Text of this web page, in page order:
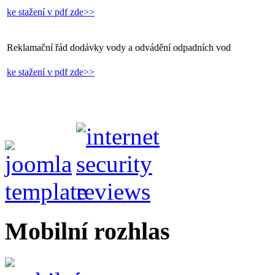
ke stažení v pdf zde>>
Reklamační řád dodávky vody a odvádění odpadních vod
ke stažení v pdf zde>>
Mobilní rozhlas